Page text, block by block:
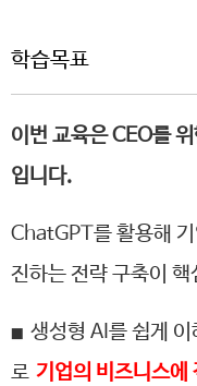
학습목표
이번 교육은 CEO를
입니다.
ChatGPT를 활용해
진하는 전략 구축이
생성형 AI를 쉽게
로 기업의 비즈니스에